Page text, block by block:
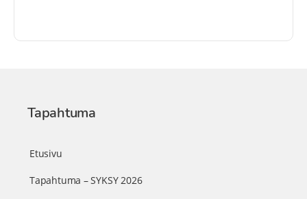
Tapahtuma
Etusivu
Tapahtuma – SYKSY 2026